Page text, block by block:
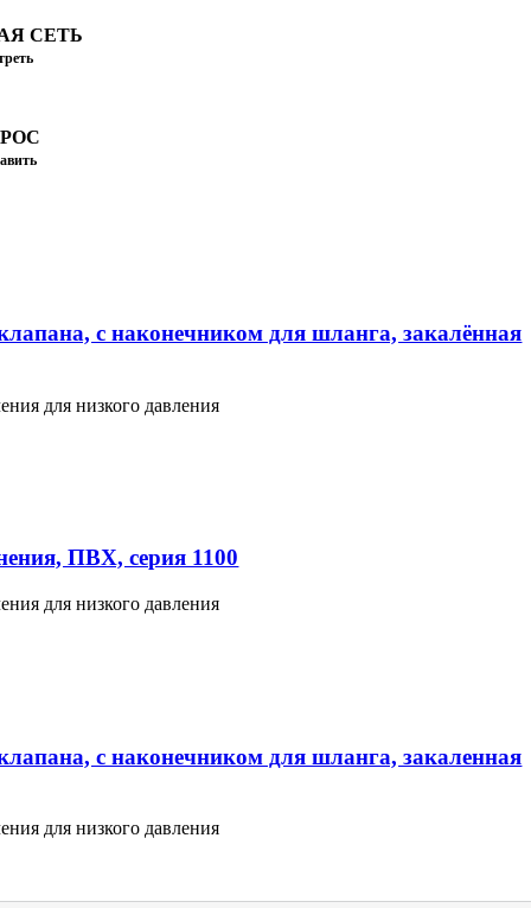
СЕТЬ
с наконечником для шланга, закалённая
для низкого давления
ПВХ, серия 1100
для низкого давления
с наконечником для шланга, закаленная
для низкого давления